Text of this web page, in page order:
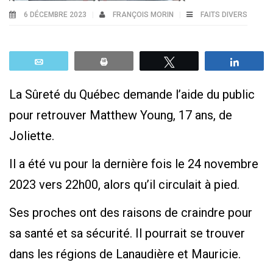
6 DÉCEMBRE 2023 FRANÇOIS MORIN FAITS DIVERS
La Sûreté du Québec demande l’aide du public
pour retrouver Matthew Young, 17 ans, de
Joliette.
Il a été vu pour la dernière fois le 24 novembre
2023 vers 22h00, alors qu’il circulait à pied.
Ses proches ont des raisons de craindre pour
sa santé et sa sécurité. Il pourrait se trouver
dans les régions de Lanaudière et Mauricie.